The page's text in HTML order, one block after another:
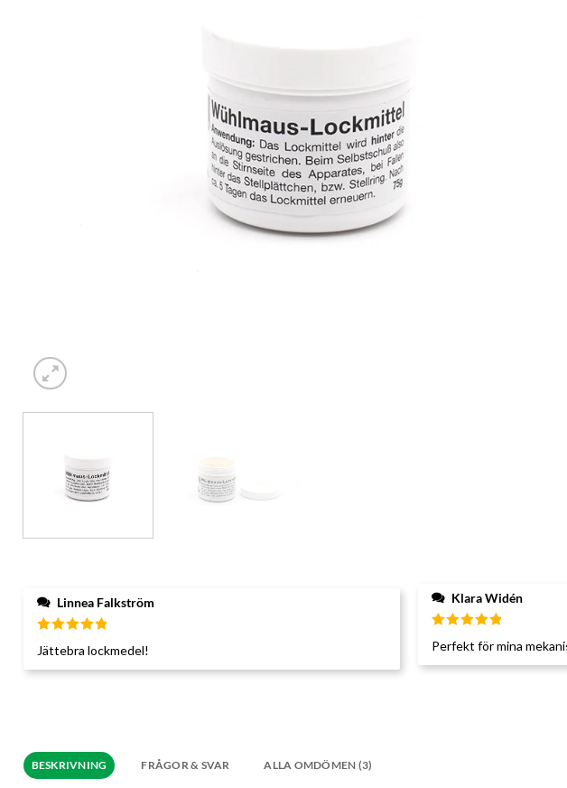
Linnea Falkström
5av 5
Jättebra lockmedel!
Klara Widén
5av 5
Perfekt för mina
BESKRIVNING FRÅGOR & SVAR ALLA OMDÖMEN (3)